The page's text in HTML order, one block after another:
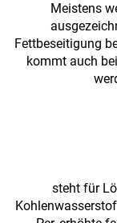
Meistens
Fettbeseitigung
kommt auch
steht für